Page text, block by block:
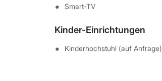
Smart-TV
Kinder-Einrichtungen
Kinderhochstuhl (auf Anfrage)